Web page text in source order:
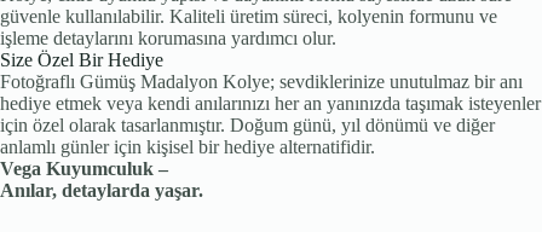
güvenle kullanılabilir. Kaliteli üretim süreci, kolyenin formunu ve
işleme detaylarını korumasına yardımcı olur.
Size Özel Bir Hediye
Fotoğraflı Gümüş Madalyon Kolye; sevdiklerinize unutulmaz bir anı
hediye etmek veya kendi anılarınızı her an yanınızda taşımak isteyenler
için özel olarak tasarlanmıştır. Doğum günü, yıl dönümü ve diğer
anlamlı günler için kişisel bir hediye alternatifidir.
Vega Kuyumculuk –
Anılar, detaylarda yaşar.